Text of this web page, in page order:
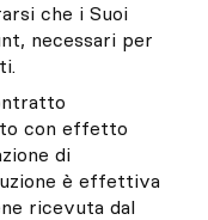
che i Suoi
necessari per
con effetto
di
è effettiva
ricevuta dal